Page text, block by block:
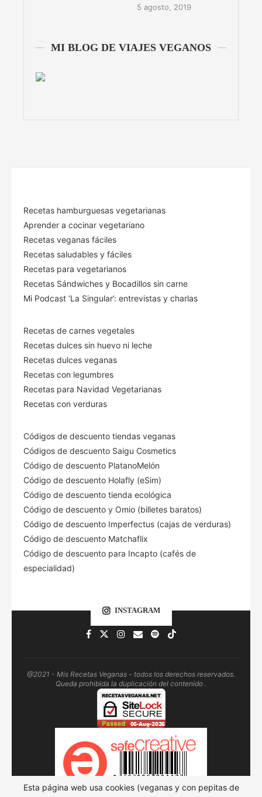
5 agosto, 2019
MI BLOG DE VIAJES VEGANOS
Recetas hamburguesas vegetarianas
Aprender a cocinar vegetariano
Recetas veganas fáciles
Recetas saludables y fáciles
Recetas para vegetarianos
Recetas Sándwiches y Bocadillos sin carne
Mi Podcast ‘La Singular’: entrevistas y charlas
Recetas de carnes vegetales
Recetas dulces sin huevo ni leche
Recetas dulces veganas
Recetas con legumbres
Recetas para Navidad Vegetarianas
Recetas con verduras
Códigos de descuento tiendas veganas
Códigos de descuento Saigu Cosmetics
Código de descuento PlatanoMelón
Código de descuento Holafly (eSim)
Código de descuento tienda ecológica
Código de descuento y Omio (billetes baratos)
Código de descuento Imperfectus (cajas de verduras)
Código de descuento Matchaflix
Código de descuento para Incapto (cafés de
especialidad)
INSTAGRAM
@2021 - Mis Recetas Veganas - todos los derechos reservados.
Queda prohibida la duplicación del contenido .
Esta página web usa cookies (veganas y con pepitas de